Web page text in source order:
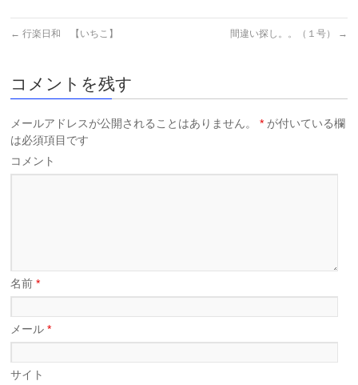
← 行楽日和 【いちこ】 間違い探し。。（１号） →
コメントを残す
メールアドレスが公開されることはありません。 * が付いている欄
は必須項目です
コメント
名前*
メール*
サイト